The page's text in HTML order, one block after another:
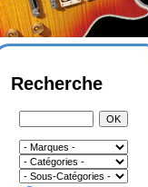
Recherche